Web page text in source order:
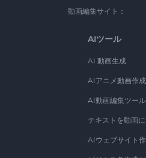
動画編集サイト：
AIツール
AI 動画生成
AIアニメ動画作
AI動画編集ツール
テキストを動画
AIウェブサイト作